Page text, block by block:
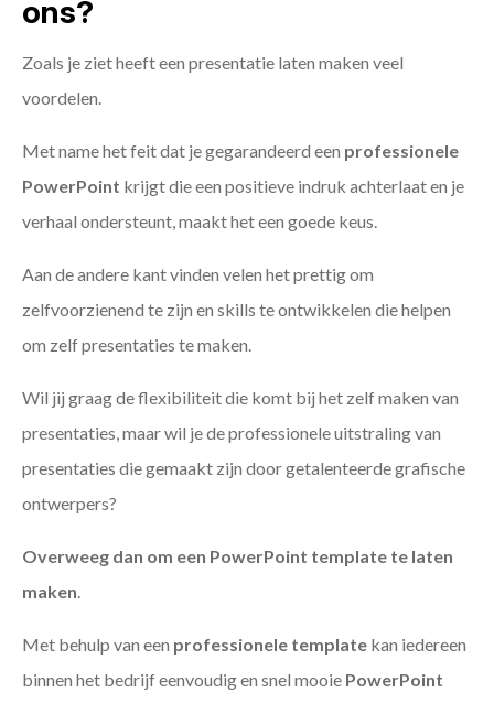
ons?
Zoals je ziet heeft een presentatie laten maken veel
voordelen.
Met name het feit dat je gegarandeerd een professionele
PowerPoint krijgt die een positieve indruk achterlaat en je
verhaal ondersteunt, maakt het een goede keus.
Aan de andere kant vinden velen het prettig om
zelfvoorzienend te zijn en skills te ontwikkelen die helpen
om zelf presentaties te maken.
Wil jij graag de flexibiliteit die komt bij het zelf maken van
presentaties, maar wil je de professionele uitstraling van
presentaties die gemaakt zijn door getalenteerde grafische
ontwerpers?
Overweeg dan om een PowerPoint template te laten
maken.
Met behulp van een professionele template kan iedereen
binnen het bedrijf eenvoudig en snel mooie PowerPoint